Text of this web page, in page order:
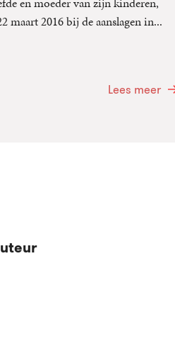
maart 2016 bij de aanslagen in...
Lees meer